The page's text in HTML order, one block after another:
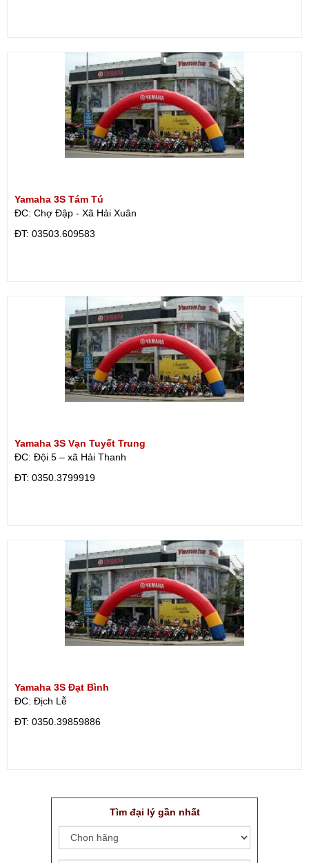
Yamaha 3S Tám Tú
ĐC: Chợ Đập - Xã Hải Xuân
ÐT: 03503.609583
Yamaha 3S Vạn Tuyết Trung
ĐC: Đội 5 – xã Hải Thanh
ÐT: 0350.3799919
Yamaha 3S Đạt Bình
ĐC: Địch Lễ
ÐT: 0350.39859886
Tìm đại lý gần nhất